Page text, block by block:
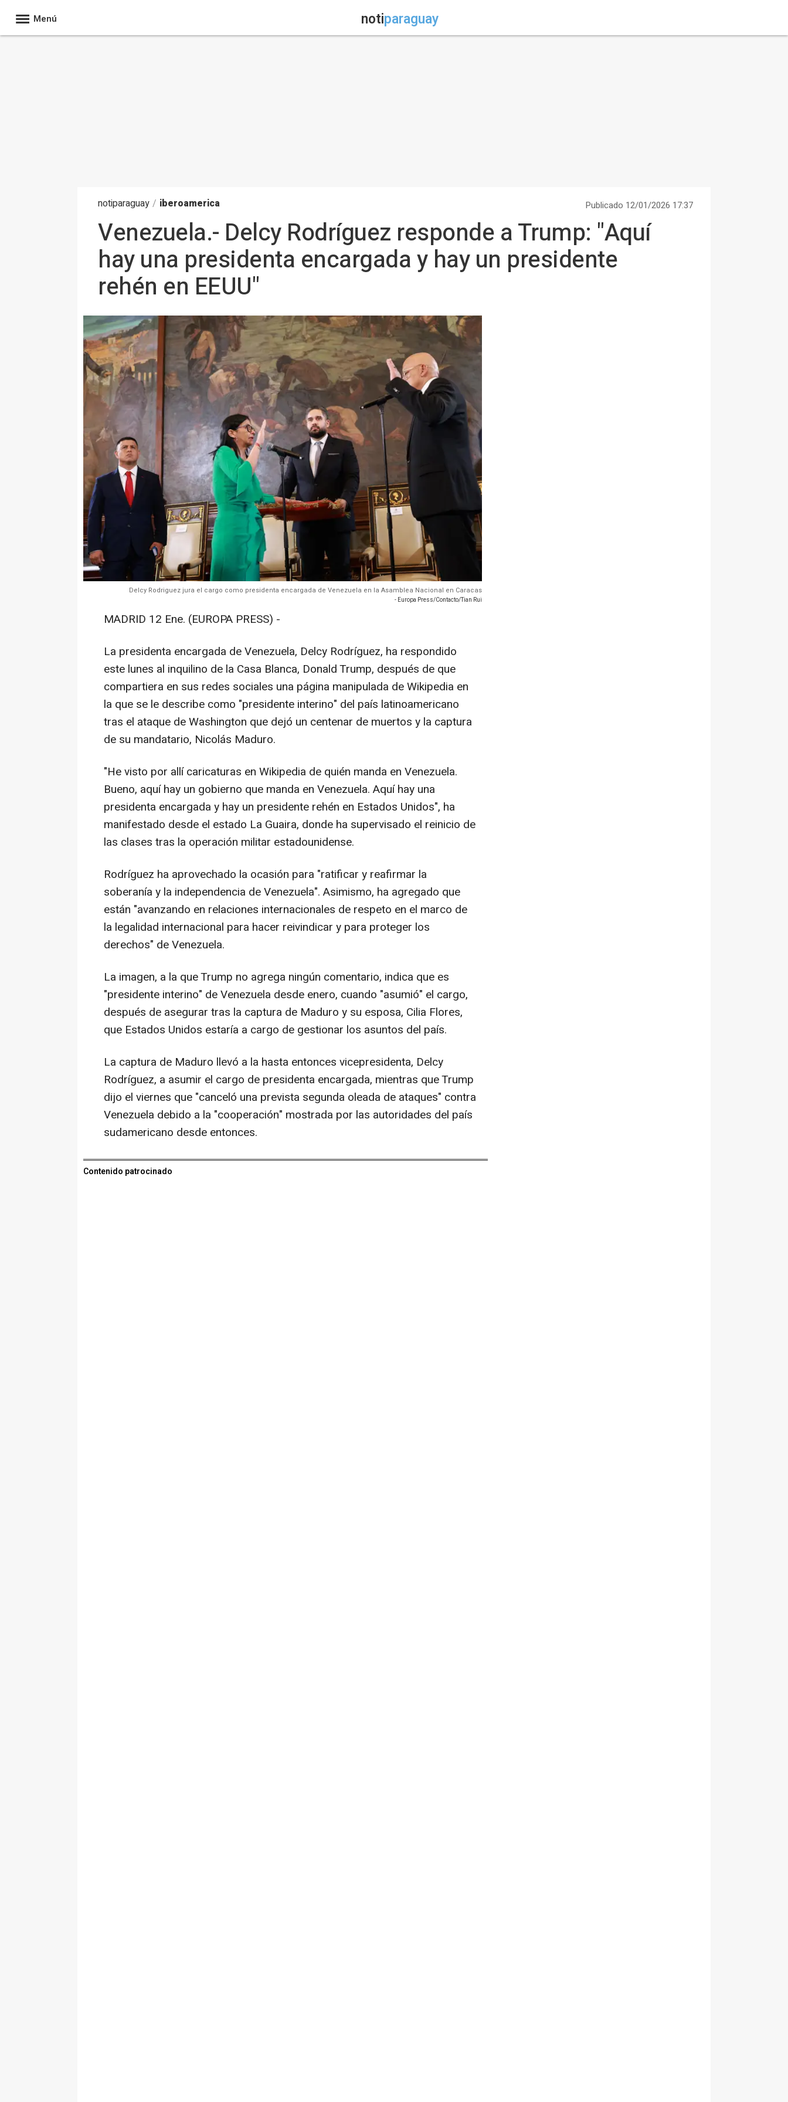
Menú notiparaguay
notiparaguay / iberoamerica Publicado 12/01/2026 17:37
Venezuela.- Delcy Rodríguez responde a Trump: "Aquí
hay una presidenta encargada y hay un presidente
rehén en EEUU"
Delcy Rodriguez jura el cargo como presidenta encargada de Venezuela en la Asamblea Nacional en Caracas
- Europa Press/Contacto/Tian Rui
MADRID 12 Ene. (EUROPA PRESS) -
La presidenta encargada de Venezuela, Delcy Rodríguez, ha respondido
este lunes al inquilino de la Casa Blanca, Donald Trump, después de que
compartiera en sus redes sociales una página manipulada de Wikipedia en
la que se le describe como "presidente interino" del país latinoamericano
tras el ataque de Washington que dejó un centenar de muertos y la captura
de su mandatario, Nicolás Maduro.
"He visto por allí caricaturas en Wikipedia de quién manda en Venezuela.
Bueno, aquí hay un gobierno que manda en Venezuela. Aquí hay una
presidenta encargada y hay un presidente rehén en Estados Unidos", ha
manifestado desde el estado La Guaira, donde ha supervisado el reinicio de
las clases tras la operación militar estadounidense.
Rodríguez ha aprovechado la ocasión para "ratificar y reafirmar la
soberanía y la independencia de Venezuela". Asimismo, ha agregado que
están "avanzando en relaciones internacionales de respeto en el marco de
la legalidad internacional para hacer reivindicar y para proteger los
derechos" de Venezuela.
La imagen, a la que Trump no agrega ningún comentario, indica que es
"presidente interino" de Venezuela desde enero, cuando "asumió" el cargo,
después de asegurar tras la captura de Maduro y su esposa, Cilia Flores,
que Estados Unidos estaría a cargo de gestionar los asuntos del país.
La captura de Maduro llevó a la hasta entonces vicepresidenta, Delcy
Rodríguez, a asumir el cargo de presidenta encargada, mientras que Trump
dijo el viernes que "canceló una prevista segunda oleada de ataques" contra
Venezuela debido a la "cooperación" mostrada por las autoridades del país
sudamericano desde entonces.
Contenido patrocinado